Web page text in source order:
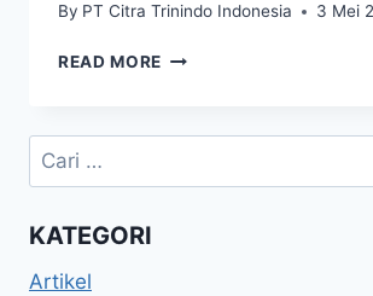
By PT Citra Trinindo Indonesia 3 Mei
READ MORE
KATEGORI
Artikel